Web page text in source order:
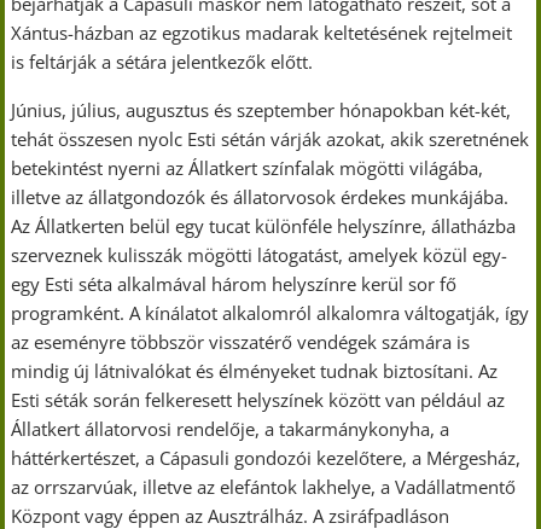
Xántus-házban az egzotikus madarak keltetésének rejtelmeit
is feltárják a sétára jelentkezők előtt.
Június, július, augusztus és szeptember hónapokban két-két,
tehát összesen nyolc Esti sétán várják azokat, akik szeretnének
betekintést nyerni az Állatkert színfalak mögötti világába,
illetve az állatgondozók és állatorvosok érdekes munkájába.
Az Állatkerten belül egy tucat különféle helyszínre, állatházba
szerveznek kulisszák mögötti látogatást, amelyek közül egy-
egy Esti séta alkalmával három helyszínre kerül sor fő
programként. A kínálatot alkalomról alkalomra váltogatják, így
az eseményre többször visszatérő vendégek számára is
mindig új látnivalókat és élményeket tudnak biztosítani. Az
Esti séták során felkeresett helyszínek között van például az
Állatkert állatorvosi rendelője, a takarmánykonyha, a
háttérkertészet, a Cápasuli gondozói kezelőtere, a Mérgesház,
az orrszarvúak, illetve az elefántok lakhelye, a Vadállatmentő
Központ vagy éppen az Ausztrálház. A zsiráfpadláson